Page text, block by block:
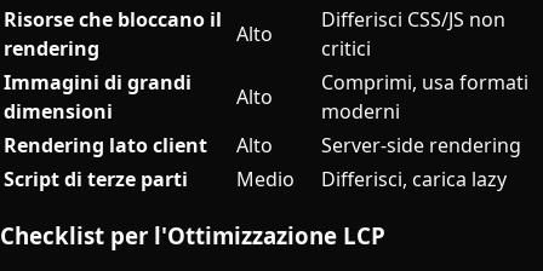
Risorse che bloccano il
rendering
Alto
Differisci CSS/JS non
critici
Immagini di grandi
dimensioni
Alto
Comprimi, usa formati
moderni
Rendering lato client
Alto
Server-side rendering
Script di terze parti
Medio Differisci, carica lazy
Checklist per l'Ottimizzazione LCP